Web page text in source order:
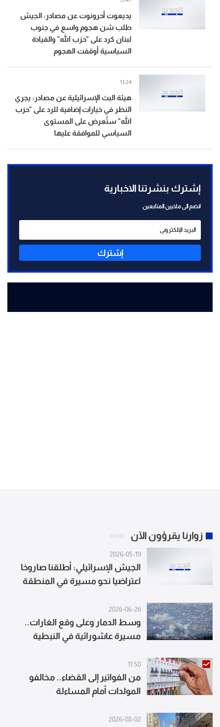
يديعوت أحرونوت عن مصادر: الجيش
طلب شن هجوم واسع في جنوب
لبنان كرد على "حزب الله" والقيادة
السياسية أوقفت الهجوم
هيئة البث الإسرائيلية عن مصادر: يجري
النظر في خيارات إضافية للرد على "حزب
الله" ستُعرض على المستوى
السياسي للموافقة عليها
13:24
إشترك بنشرتنا الاخبارية
انضم الى ملايين المتابعين
إشترك
زوارنا يقرؤون الآن
2026-05-19
الجيش الإسرائيلي: أطلقنا صاروخا
اعتراضيا نحو مسيرة في المنطقة
2026-06-26
وسط الدمار وعلى وقع الغارات..
مسيرة عاشورائية في النبطية
11:50
من الفواتير إلى القضاء.. مخالفو
المولدات أمام المساءلة
2026-08-02